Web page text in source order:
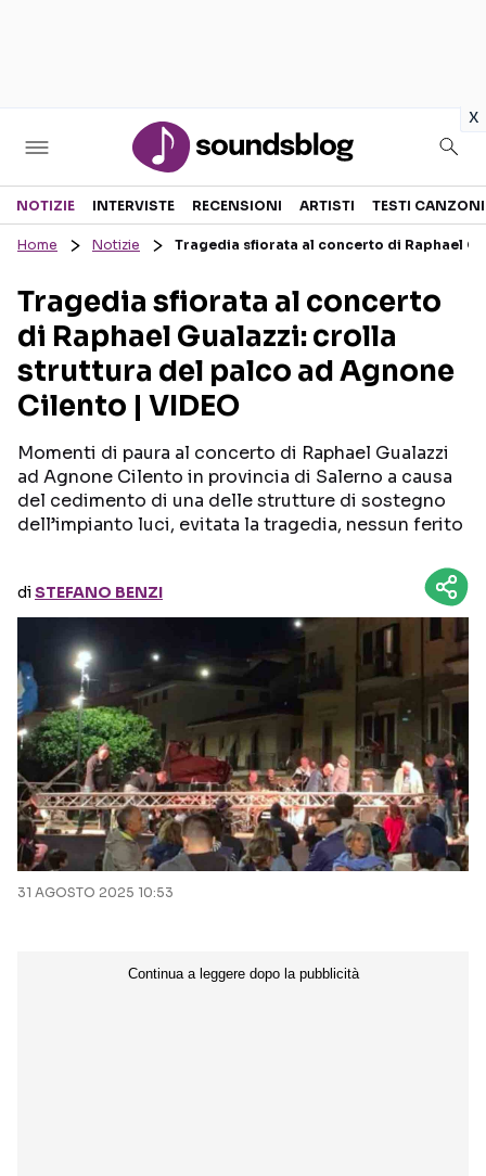
x
Sezioni
RECENSIONI MUSICALI
INTERVISTE
GOSSIP E CURIOSITÀ
TESTI CANZONI
TOUR ED EVENTI
TALENT SHOW
Seguici sui social
NOTIZIE INTERVISTE RECENSIONI ARTISTI TESTI CANZONI
Home Notizie Tragedia sfiorata al concerto di Raphael
Tragedia sfiorata al concerto
di Raphael Gualazzi: crolla
struttura del palco ad Agnone
Cilento | VIDEO
Momenti di paura al concerto di Raphael Gualazzi
ad Agnone Cilento in provincia di Salerno a causa
del cedimento di una delle strutture di sostegno
dell’impianto luci, evitata la tragedia, nessun ferito
diSTEFANO BENZI
31 AGOSTO 2025 10:53